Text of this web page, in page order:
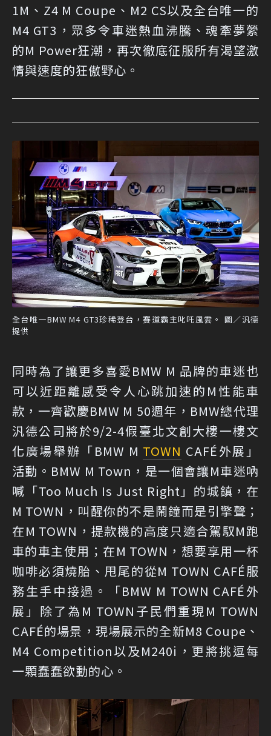
1M、Z4 M Coupe、M2 CS以及全台唯一的
M4 GT3，眾多令車迷熱血沸騰、魂牽夢縈
的M Power狂潮，再次徹底征服所有渴望激
情與速度的狂傲野心。
全台唯一BMW M4 GT3珍稀登台，賽道霸主叱吒風雲。 圖／汎德
提供
同時為了讓更多喜愛BMW M 品牌的車迷也
可以近距離感受令人心跳加速的M性能車
款，一齊歡慶BMW M 50週年，BMW總代理
汎德公司將於9/2-4假臺北文創大樓一樓文
化廣場舉辦「BMW M TOWN CAFÉ外展」
活動。BMW M Town，是一個會讓M車迷吶
喊「Too Much Is Just Right」的城鎮，在
M TOWN，叫醒你的不是鬧鐘而是引擎聲；
在M TOWN，提款機的高度只適合駕馭M跑
車的車主使用；在M TOWN，想要享用一杯
咖啡必須燒胎、甩尾的從M TOWN CAFÉ服
務生手中接過。「BMW M TOWN CAFÉ外
展」除了為M TOWN子民們重現M TOWN
CAFÉ的場景，現場展示的全新M8 Coupe、
M4 Competition以及M240i，更將挑逗每
一顆蠢蠢欲動的心。